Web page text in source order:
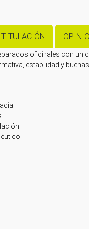
TITULACIÓN
oficinales con un
estabilidad y